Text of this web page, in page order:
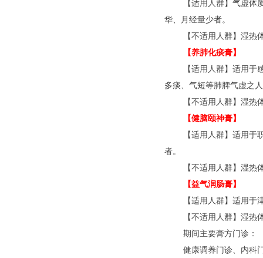
【适用人群】气虚
华、月经量少者。
【不适用人群】湿热
【养肺化痰膏】
【适用人群】适用
多痰、气短等肺脾气虚之
【不适用人群】湿热
【健脑颐神膏】
【适用人群】适用
者。
【不适用人群】湿热
【益气润肠膏】
【适用人群】适用
【不适用人群】湿热
期间主要膏方门诊：
健康调养门诊、内科